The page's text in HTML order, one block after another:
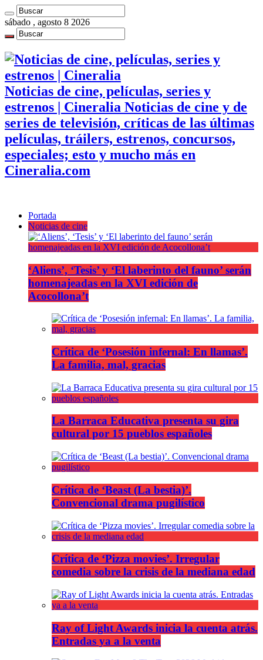
sábado , agosto 8 2026
Noticias de cine, películas, series y
estrenos | Cineralia Noticias de cine y de
series de televisión, críticas de las últimas
películas, tráilers, estrenos, concursos,
especiales; esto y mucho más en
Cineralia.com
Portada
Noticias de cine
‘Aliens’, ‘Tesis’ y ‘El laberinto del fauno’ serán
homenajeadas en la XVI edición de
Acocollona’t
Crítica de ‘Posesión infernal: En llamas’.
La familia, mal, gracias
La Barraca Educativa presenta su gira
cultural por 15 pueblos españoles
Crítica de ‘Beast (La bestia)’.
Convencional drama pugilístico
Crítica de ‘Pizza movies’. Irregular
comedia sobre la crisis de la mediana edad
Ray of Light Awards inicia la cuenta atrás.
Entradas ya a la venta